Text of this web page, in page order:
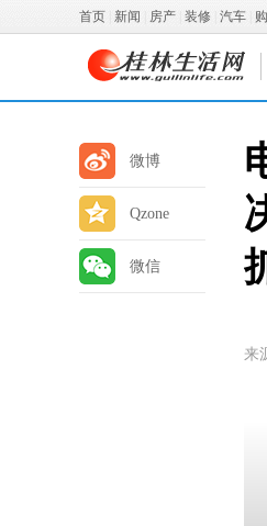
首页 新闻 房产 装修 汽车
微博
Qzone
微信
来